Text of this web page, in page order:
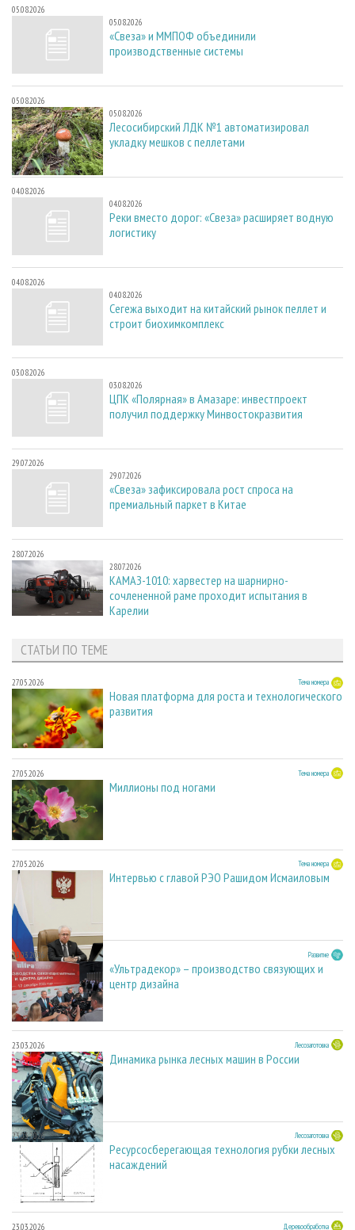
05.08.2026
05.08.2026
«Свеза» и ММПОФ объединили
производственные системы
05.08.2026
05.08.2026
Лесосибирский ЛДК №1 автоматизировал
укладку мешков с пеллетами
04.08.2026
04.08.2026
Реки вместо дорог: «Свеза» расширяет водную
логистику
04.08.2026
04.08.2026
Сегежа выходит на китайский рынок пеллет и
строит биохимкомплекс
03.08.2026
03.08.2026
ЦПК «Полярная» в Амазаре: инвестпроект
получил поддержку Минвостокразвития
29.07.2026
29.07.2026
«Свеза» зафиксировала рост спроса на
премиальный паркет в Китае
28.07.2026
28.07.2026
КАМАЗ-1010: харвестер на шарнирно-
сочлененной раме проходит испытания в
Карелии
СТАТЬИ ПО ТЕМЕ
27.05.2026 Тема номера
Новая платформа для роста и технологического
развития
27.05.2026 Тема номера
Миллионы под ногами
27.05.2026 Тема номера
Интервью с главой РЭО Рашидом Исмаиловым
23.03.2026 Развитие
«Ультрадекор» – производство связующих и
центр дизайна
23.03.2026 Лесозаготовка
Динамика рынка лесных машин в России
23.03.2026 Лесозаготовка
Ресурсосберегающая технология рубки лесных
насаждений
23.03.2026 Деревообработка